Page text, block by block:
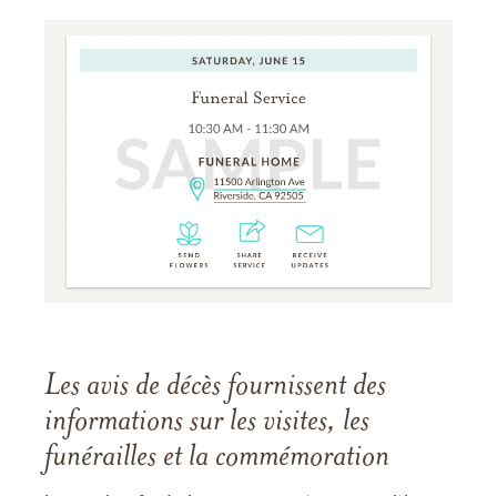
Les avis de décès fournissent des
informations sur les visites, les
funérailles et la commémoration